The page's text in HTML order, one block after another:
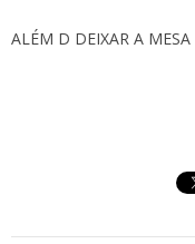
ALÉM D DEIXAR A